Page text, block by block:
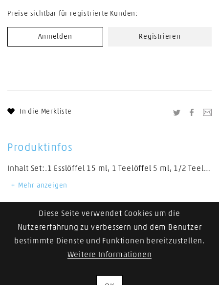
Preise sichtbar für registrierte Kunden:
Anmelden Registrieren
In die Merkliste Twitter
Produktinfos
Inhalt Set:.1 Esslöffel 15 ml, 1 Teelöffel 5 ml, 1/2 Teelöffel 2,5 ml, 1/4 Teelöffel 1,25 ml.
Mehr anzeigen
Diese Seite verwendet Cookies um die
Nutzererfahrung zu verbessern und dem Benutzer
bestimmte Dienste und Funktionen bereitzustellen.
Weitere Informationen